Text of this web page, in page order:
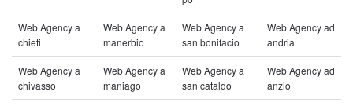
Web Agency a
chieti
Web Agency a
manerbio
Web Agency a
san bonifacio
Web Agency ad
andria
Web Agency a
chivasso
Web Agency a
maniago
Web Agency a
san cataldo
Web Agency ad
anzio